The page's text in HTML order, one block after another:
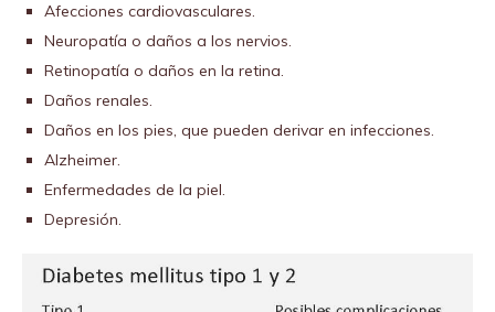
Afecciones cardiovasculares.
Neuropatía o daños a los nervios.
Retinopatía o daños en la retina.
Daños renales.
Daños en los pies, que pueden derivar en infecciones.
Alzheimer.
Enfermedades de la piel.
Depresión.